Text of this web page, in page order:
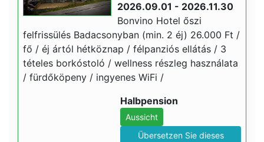
2026.09.01 - 2026.11.30
Bonvino Hotel őszi
felfrissülés Badacsonyban (min. 2 éj) 26.000 Ft /
fő / éj ártól hétköznap / félpanziós ellátás / 3
tételes borkóstoló / wellness részleg használata
/ fürdőköpeny / ingyenes WiFi /
Halbpension
Aussicht
Übersetzen Sie dieses